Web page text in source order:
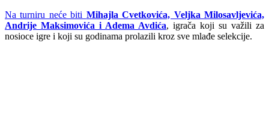
Na turniru neće biti Mihajla Cvetkovića, Veljka Milosavljevića,
Andrije Maksimovića i Adema Avdića, igrača koji su važili za
nosioce igre i koji su godinama prolazili kroz sve mlađe selekcije.